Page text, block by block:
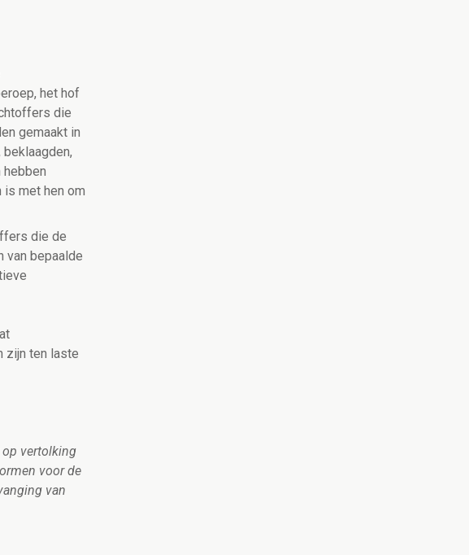
het hof
die
gemaakt in
is met hen om
die de
van bepaalde
zijn ten laste
vertolking
voor de
van